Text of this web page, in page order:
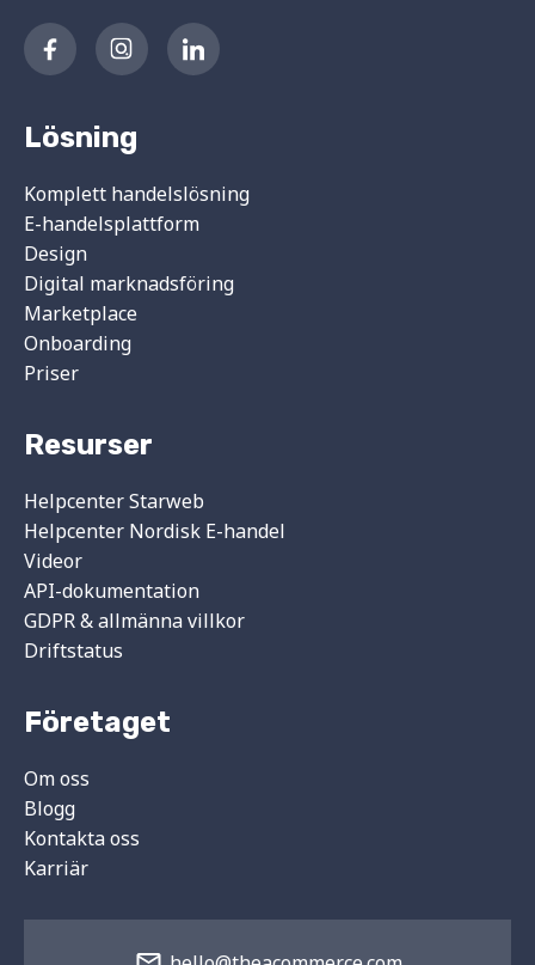
Lösning
Komplett handelslösning
E-handelsplattform
Design
Digital marknadsföring
Marketplace
Onboarding
Priser
Resurser
Helpcenter Starweb
Helpcenter Nordisk E-handel
Videor
API-dokumentation
GDPR & allmänna villkor
Driftstatus
Företaget
Om oss
Blogg
Kontakta oss
Karriär